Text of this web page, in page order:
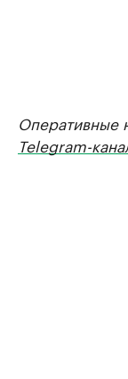
Оперативные
Telegram-